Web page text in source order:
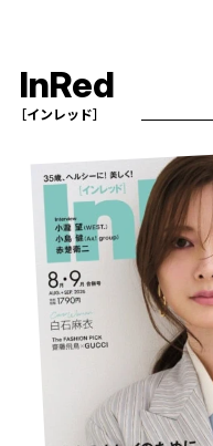
InRed
［インレッド］